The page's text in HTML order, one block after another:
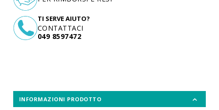
TI SERVE AIUTO?
CONTATTACI
049 8597472
INFORMAZIONI PRODOTTO